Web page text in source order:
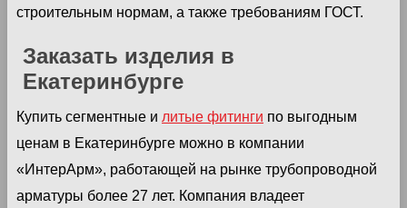
строительным нормам, а также требованиям ГОСТ.
Заказать изделия в
Екатеринбурге
Купить сегментные и литые фитинги по выгодным
ценам в Екатеринбурге можно в компании
«ИнтерАрм», работающей на рынке трубопроводной
арматуры более 27 лет. Компания владеет